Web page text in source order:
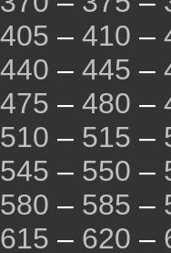
405 – 410 –
440 – 445 –
475 – 480 –
510 – 515 –
545 – 550 –
580 – 585 –
615 – 620 –